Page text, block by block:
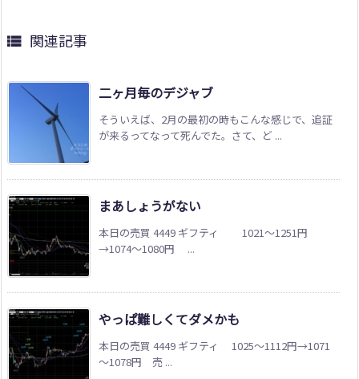
 関連記事
二ヶ月毎のデジャブ
そういえば、2月の最初の時もこんな感じで、追証
が来るってなって死んでた。さて、ど ...
まあしょうがない
本日の売買 4449 ギフティ 1021～1251円
→1074～1080円 ...
やっぱ難しくてダメかも
本日の売買 4449 ギフティ 1025～1112円→1071
～1078円 売 ...